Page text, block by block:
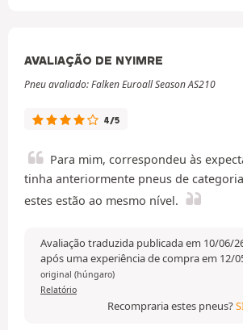
AVALIAÇÃO DE NYIMRE
Pneu avaliado: Falken Euroall Season AS210
4/5
Para mim, correspondeu às
tinha anteriormente pneus de
estes estão ao mesmo nível.
Avaliação traduzida publicada em 10/06/
após uma experiência de compra em 12/
original (húngaro)
Relatório
Recompraria estes pneus?